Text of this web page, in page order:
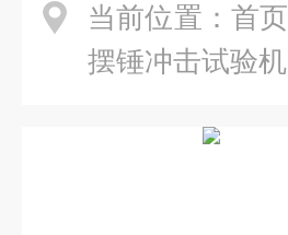
当前位置： 首页
摆锤冲击试验机